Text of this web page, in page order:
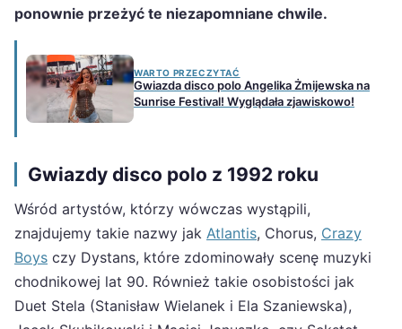
ponownie przeżyć te niezapomniane chwile.
WARTO PRZECZYTAĆ
Gwiazda disco polo Angelika Żmijewska na
Sunrise Festival! Wyglądała zjawiskowo!
Gwiazdy disco polo z 1992 roku
Wśród artystów, którzy wówczas wystąpili,
znajdujemy takie nazwy jak Atlantis, Chorus, Crazy
Boys czy Dystans, które zdominowały scenę muzyki
chodnikowej lat 90. Również takie osobistości jak
Duet Stela (Stanisław Wielanek i Ela Szaniewska),